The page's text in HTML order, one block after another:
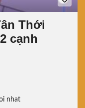
Thới
cạnh
nhat